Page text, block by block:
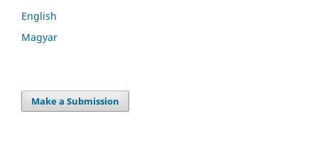
English
Magyar
Make a Submission